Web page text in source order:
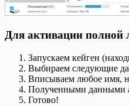
Для активации полной
Запускаем кейген
Выбираем следующие
Вписываем любое имя,
Полученными данными
Готово!